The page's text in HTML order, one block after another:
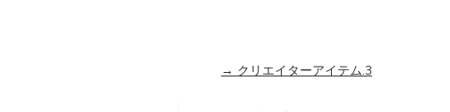
→ クリエイターアイテム.3